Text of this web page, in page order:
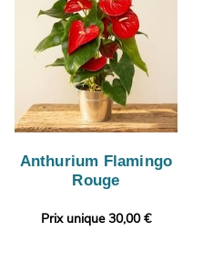
Anthurium Flamingo
Rouge
Prix unique 30,00 €